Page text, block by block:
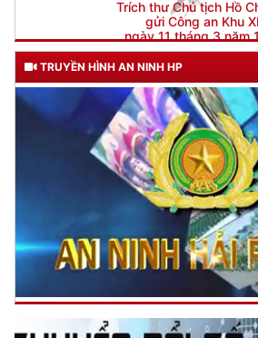
TRUYỀN HÌNH AN NINH HP